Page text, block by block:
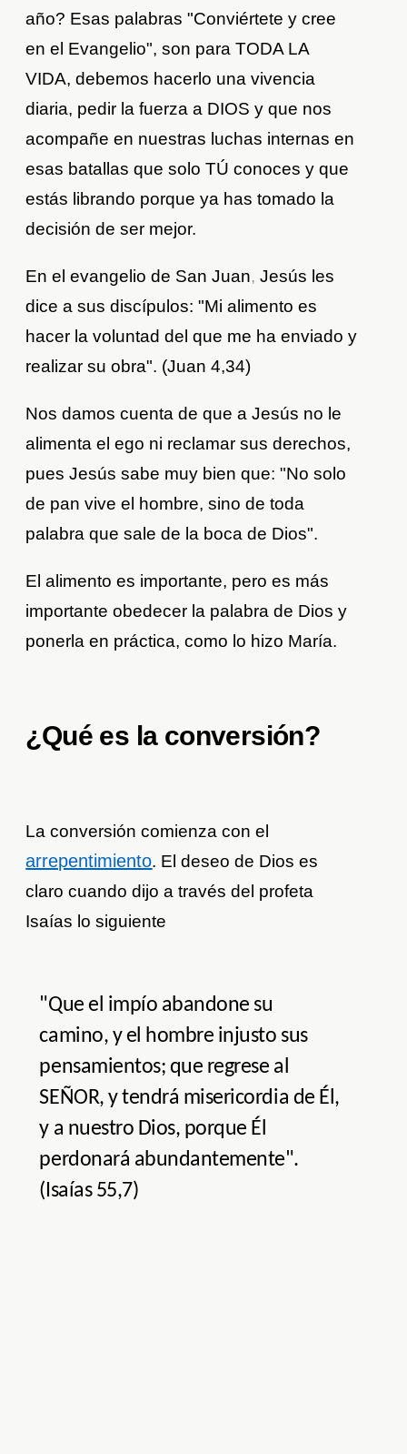
año? Esas palabras "Conviértete y cree
en el Evangelio", son para TODA LA
VIDA, debemos hacerlo una vivencia
diaria, pedir la fuerza a DIOS y que nos
acompañe en nuestras luchas internas en
esas batallas que solo TÚ conoces y que
estás librando porque ya has tomado la
decisión de ser mejor.
En el evangelio de San Juan, Jesús les
dice a sus discípulos: "Mi alimento es
hacer la voluntad del que me ha enviado y
realizar su obra". (Juan 4,34)
Nos damos cuenta de que a Jesús no le
alimenta el ego ni reclamar sus derechos,
pues Jesús sabe muy bien que: "No solo
de pan vive el hombre, sino de toda
palabra que sale de la boca de Dios".
El alimento es importante, pero es más
importante obedecer la palabra de Dios y
ponerla en práctica, como lo hizo María.
¿Qué es la conversión?
La conversión comienza con el
arrepentimiento. El deseo de Dios es
claro cuando dijo a través del profeta
Isaías lo siguiente
"Que el impío abandone su
camino, y el hombre injusto sus
pensamientos; que regrese al
SEÑOR, y tendrá misericordia de Él,
y a nuestro Dios, porque Él
perdonará abundantemente".
(Isaías 55,7)